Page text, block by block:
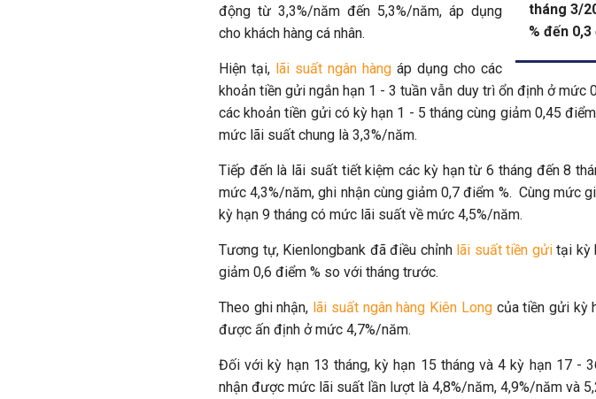
tháng 3/
% đến 0,3
động từ 3,3%/năm đến 5,3%/năm, áp dụng
cho khách hàng cá nhân.
Hiện tại, lãi suất ngân hàng áp dụng cho các
khoản tiền gửi ngắn hạn 1 - 3 tuần vẫn duy trì ổn định ở mức
các khoản tiền gửi có kỳ hạn 1 - 5 tháng cùng giảm 0,45
mức lãi suất chung là 3,3%/năm.
Tiếp đến là lãi suất tiết kiệm các kỳ hạn từ 6 tháng đến 8
mức 4,3%/năm, ghi nhận cùng giảm 0,7 điểm %. Cùng mức
kỳ hạn 9 tháng có mức lãi suất về mức 4,5%/năm.
Tương tự, Kienlongbank đã điều chỉnh lãi suất tiền gửitại kỳ
giảm 0,6 điểm % so với tháng trước.
Theo ghi nhận, lãi suất ngân hàng Kiên Longcủa tiền gửi kỳ
được ấn định ở mức 4,7%/năm.
Đối với kỳ hạn 13 tháng, kỳ hạn 15 tháng và 4 kỳ hạn 17 -
nhận được mức lãi suất lần lượt là 4,8%/năm, 4,9%/năm và